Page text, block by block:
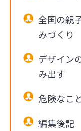
全国の親
みづくり
デザイン
み出す
危険なこ
編集後記